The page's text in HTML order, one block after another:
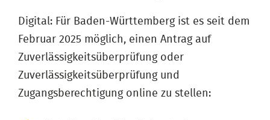
Digital: Für Baden-Württemberg ist es seit dem
Februar 2025 möglich, einen Antrag auf
Zuverlässigkeitsüberprüfung oder
Zuverlässigkeitsüberprüfung und
Zugangsberechtigung online zu stellen: